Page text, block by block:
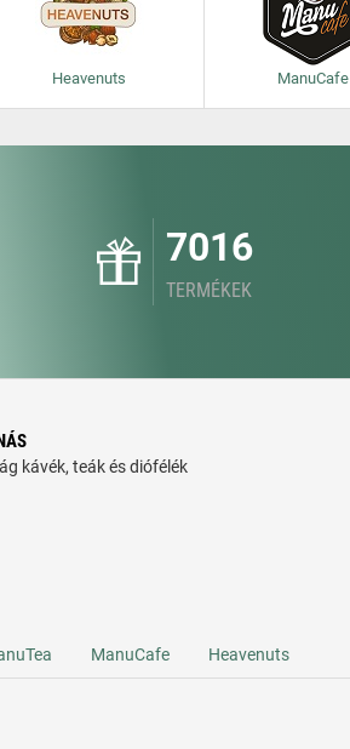
Heavenuts ManuCafe
7016
TERMÉKEK
kávék, teák és diófélék
ManuCafe Heavenuts